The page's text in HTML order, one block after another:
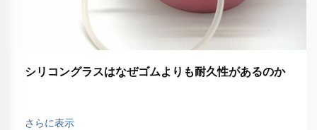
シリコングラスはなぜゴムよりも耐久性があるのか
さらに表示